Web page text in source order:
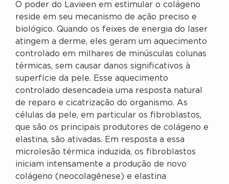
O poder do Lavieen em estimular o colágeno
reside em seu mecanismo de ação preciso e
biológico. Quando os feixes de energia do laser
atingem a derme, eles geram um aquecimento
controlado em milhares de minúsculas colunas
térmicas, sem causar danos significativos à
superfície da pele. Esse aquecimento
controlado desencadeia uma resposta natural
de reparo e cicatrização do organismo. As
células da pele, em particular os fibroblastos,
que são os principais produtores de colágeno e
elastina, são ativadas. Em resposta a essa
microlesão térmica induzida, os fibroblastos
iniciam intensamente a produção de novo
colágeno (neocolagênese) e elastina